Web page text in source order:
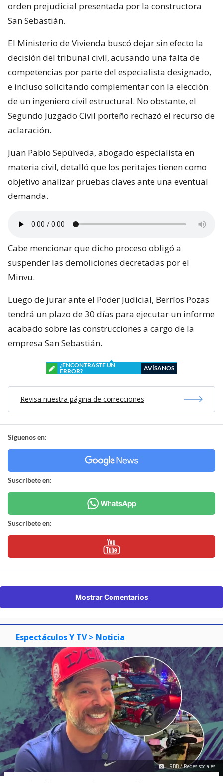
orden prejudicial presentada por la constructora
San Sebastián.
El Ministerio de Vivienda buscó dejar sin efecto la
decisión del tribunal civil, acusando una falta de
competencias por parte del especialista designado,
e incluso solicitando complementar con la elección
de un ingeniero civil estructural. No obstante, el
Segundo Juzgado Civil porteño rechazó el recurso de
aclaración.
Juan Pablo Sepúlveda, abogado especialista en
materia civil, detalló que los peritajes tienen como
objetivo analizar pruebas claves ante una eventual
demanda.
Cabe mencionar que dicho proceso obligó a
suspender las demoliciones decretadas por el
Minvu.
Luego de jurar ante el Poder Judicial, Berríos Pozas
tendrá un plazo de 30 días para ejecutar un informe
acabado sobre las construcciones a cargo de la
empresa San Sebastián.
¿ENCONTRASTE UN
ERROR?
AVÍSANOS
Revisa nuestra página de correcciones
Síguenos en:
Suscríbete en:
Suscríbete en:
Mostrar Comentarios
Espectáculos Y TV > Noticia
RBB / Redes sociales